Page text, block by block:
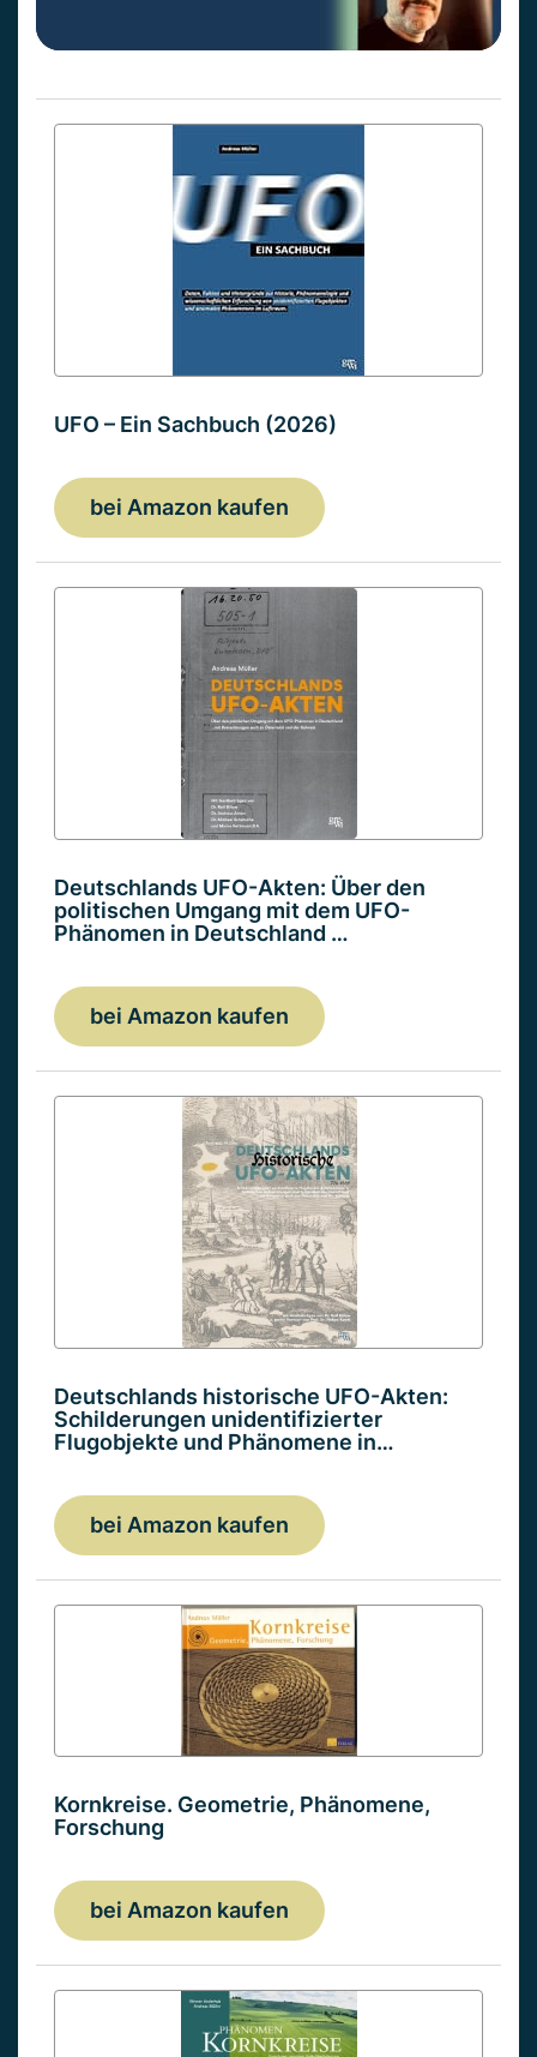
UFO – Ein Sachbuch (2026)
bei Amazon kaufen
Deutschlands UFO-Akten: Über den
politischen Umgang mit dem UFO-
Phänomen in Deutschland …
bei Amazon kaufen
Deutschlands historische UFO-Akten:
Schilderungen unidentifizierter
Flugobjekte und Phänomene in…
bei Amazon kaufen
Kornkreise. Geometrie, Phänomene,
Forschung
bei Amazon kaufen